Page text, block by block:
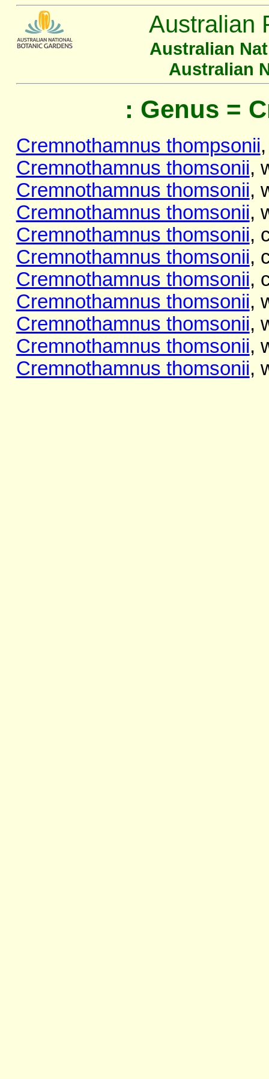
Australian
Australian
Australian
: Genus =
Cremnothamnus thompsonii
Cremnothamnus thomsonii,
Cremnothamnus thomsonii,
Cremnothamnus thomsonii,
Cremnothamnus thomsonii,
Cremnothamnus thomsonii,
Cremnothamnus thomsonii,
Cremnothamnus thomsonii,
Cremnothamnus thomsonii,
Cremnothamnus thomsonii,
Cremnothamnus thomsonii,